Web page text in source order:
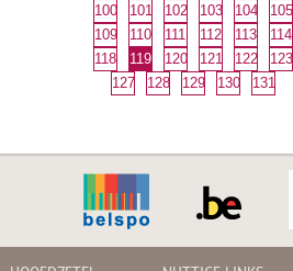
100
101 102 103 104 105
109
110 111 112 113 114
118
119 120 121 122 123
127
128 129 130 131